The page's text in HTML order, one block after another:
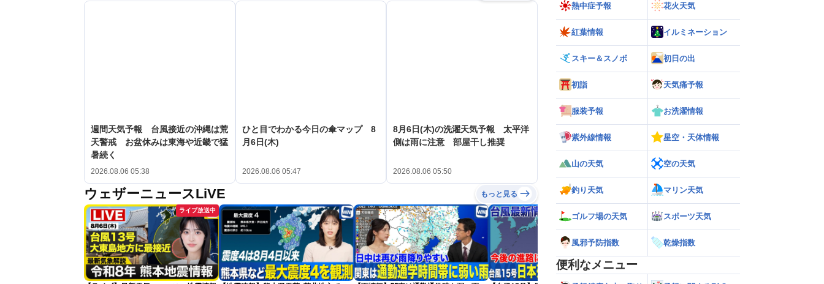
週間天気予報 台風接近の沖縄は荒
天警戒 お盆休みは東海や近畿で猛
暑続く
2026.08.06 05:38
ひと目でわかる今日の傘マップ 8
月6日(木)
2026.08.06 05:47
8月6日(木)の洗濯天気予報 太平洋
側は雨に注意 部屋干し推奨
2026.08.06 05:50
ウェザーニュースLiVE もっと見る
ライブ放送中
熱中症予報 花火天気
紅葉情報 イルミネーション
スキー＆スノボ 初日の出
初詣 天気痛予報
服装予報 お洗濯情報
紫外線情報 星空・天体情報
山の天気 空の天気
釣り天気 マリン天気
ゴルフ場の天気 スポーツ天気
風邪予防指数 乾燥指数
便利なメニュー